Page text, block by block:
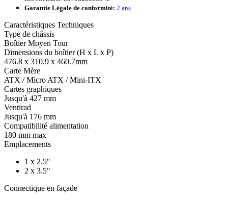
Garantie Légale de conformité: 2 ans
Caractéristiques Techniques
Type de châssis
Boîtier Moyen Tour
Dimensions du boîtier (H x L x P)
476.8 x 310.9 x 460.7mm
Carte Mère
ATX / Micro ATX / Mini-ITX
Cartes graphiques
Jusqu'à 427 mm
Ventirad
Jusqu'à 176 mm
Compatibilité alimentation
180 mm max
Emplacements
1 x 2.5"
2 x 3.5"
Connectique en façade